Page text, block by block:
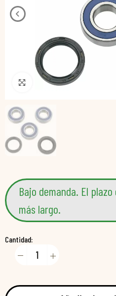
Pincha para agrandar
Bajo demanda. El
más largo.
Cantidad: